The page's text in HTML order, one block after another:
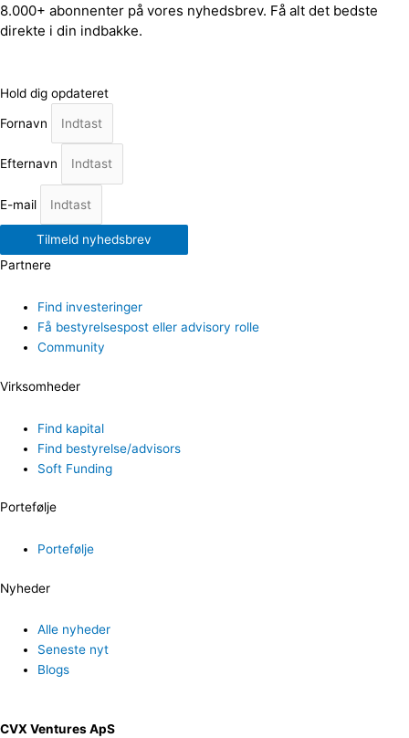
8.000+ abonnenter på vores nyhedsbrev. Få alt det bedste
direkte i din indbakke.
Hold dig opdateret
Fornavn
Efternavn
E-mail
Tilmeld nyhedsbrev
Partnere
Find investeringer
Få bestyrelsespost eller advisory rolle
Community
Virksomheder
Find kapital
Find bestyrelse/advisors
Soft Funding
Portefølje
Portefølje
Nyheder
Alle nyheder
Seneste nyt
Blogs
CVX Ventures ApS